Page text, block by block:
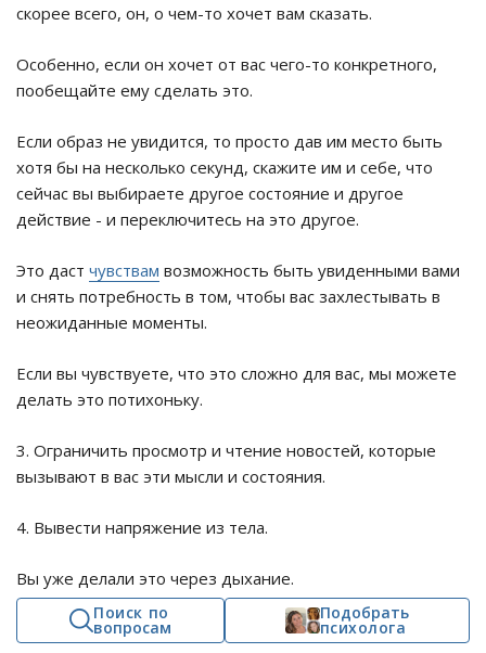
Поиск по
вопросам
Подобрать
психолога
скорее всего, он, о чем-то хочет вам сказать.
Особенно, если он хочет от вас чего-то конкретного,
пообещайте ему сделать это.
Если образ не увидится, то просто дав им место быть
хотя бы на несколько секунд, скажите им и себе, что
сейчас вы выбираете другое состояние и другое
действие - и переключитесь на это другое.
Это даст чувствам возможность быть увиденными вами
и снять потребность в том, чтобы вас захлестывать в
неожиданные моменты.
Если вы чувствуете, что это сложно для вас, мы можете
делать это потихоньку.
3. Ограничить просмотр и чтение новостей, которые
вызывают в вас эти мысли и состояния.
4. Вывести напряжение из тела.
Вы уже делали это через дыхание.
Вывод напряжение через дыхание можно усилить